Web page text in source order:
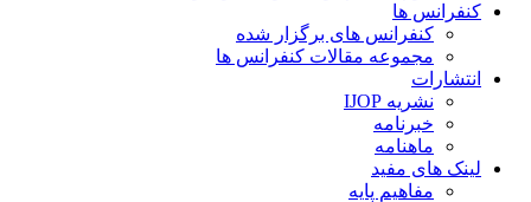
کنفرانس ها
کنفرانس های برگزار شده
مجموعه مقالات کنفرانس ها
انتشارات
نشریه IJOP
خبرنامه
ماهنامه
لینک های مفید
مفاهیم پایه